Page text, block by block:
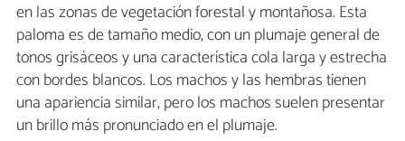
en las zonas de vegetación forestal y montañosa. Esta
paloma es de tamaño medio, con un plumaje general de
tonos grisáceos y una característica cola larga y estrecha
con bordes blancos. Los machos y las hembras tienen
una apariencia similar, pero los machos suelen presentar
un brillo más pronunciado en el plumaje.